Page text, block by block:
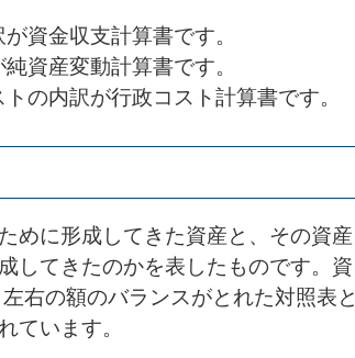
資金収支計算書です。
資産変動計算書です。
の内訳が行政コスト計算書です。
めに形成してきた資産と、その資産
してきたのかを表したものです。資
右の額のバランスがとれた対照表と
ています。